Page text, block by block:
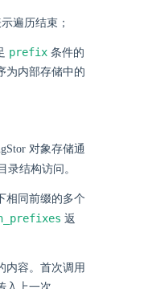
遍历结束；
prefix 条件的
为内部存储中的
对象存储通
录结构访问。
相同前缀的多个
返
内容。首次调用